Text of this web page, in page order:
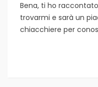
Bena, ti ho
trovarmi e sarà un
chiacchiere per